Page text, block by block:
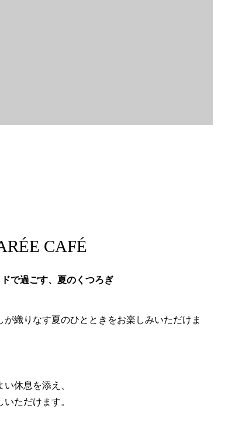
CAFÉ
で過ごす、夏のくつろぎ
織りなす夏のひとときをお楽しみいただけま
休息を添え、
ただけます。